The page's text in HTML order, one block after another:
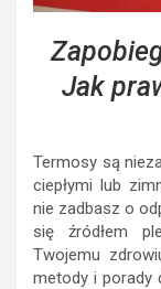
Jak
Termosy są
ciepłymi lub
nie zadbasz o
się źródłem
Twojemu
metody i porady